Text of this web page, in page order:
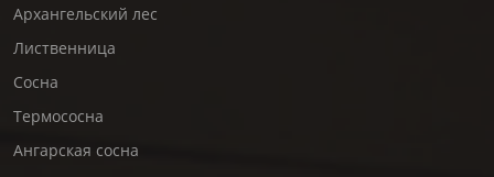
Архангельский лес
Лиственница
Сосна
Термососна
Ангарская сосна